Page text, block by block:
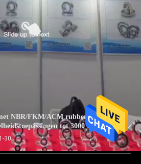
NBR/FKM/ACM rubber
tot 3000 RPM
30